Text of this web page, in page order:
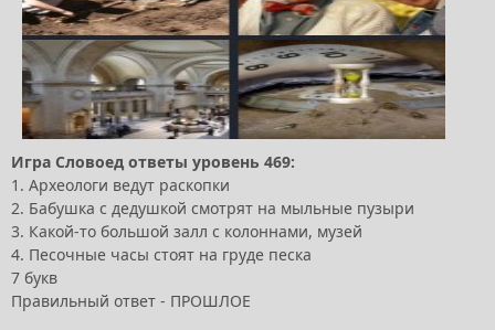
Игра Словоед ответы уровень 469:
1. Археологи ведут раскопки
2. Бабушка с дедушкой смотрят на мыльные пузыри
3. Какой-то большой залл с колоннами, музей
4. Песочные часы стоят на груде песка
7 букв
Правильный ответ - ПРОШЛОЕ